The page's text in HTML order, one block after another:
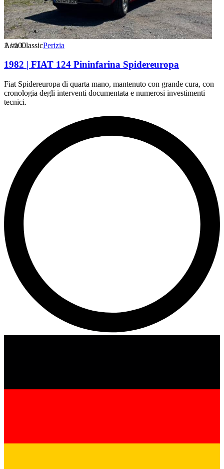
1/100
Asta ClassicPerizia
1982 | FIAT 124 Pininfarina Spidereuropa
Fiat Spidereuropa di quarta mano, mantenuto con grande cura, con
cronologia degli interventi documentata e numerosi investimenti
tecnici.